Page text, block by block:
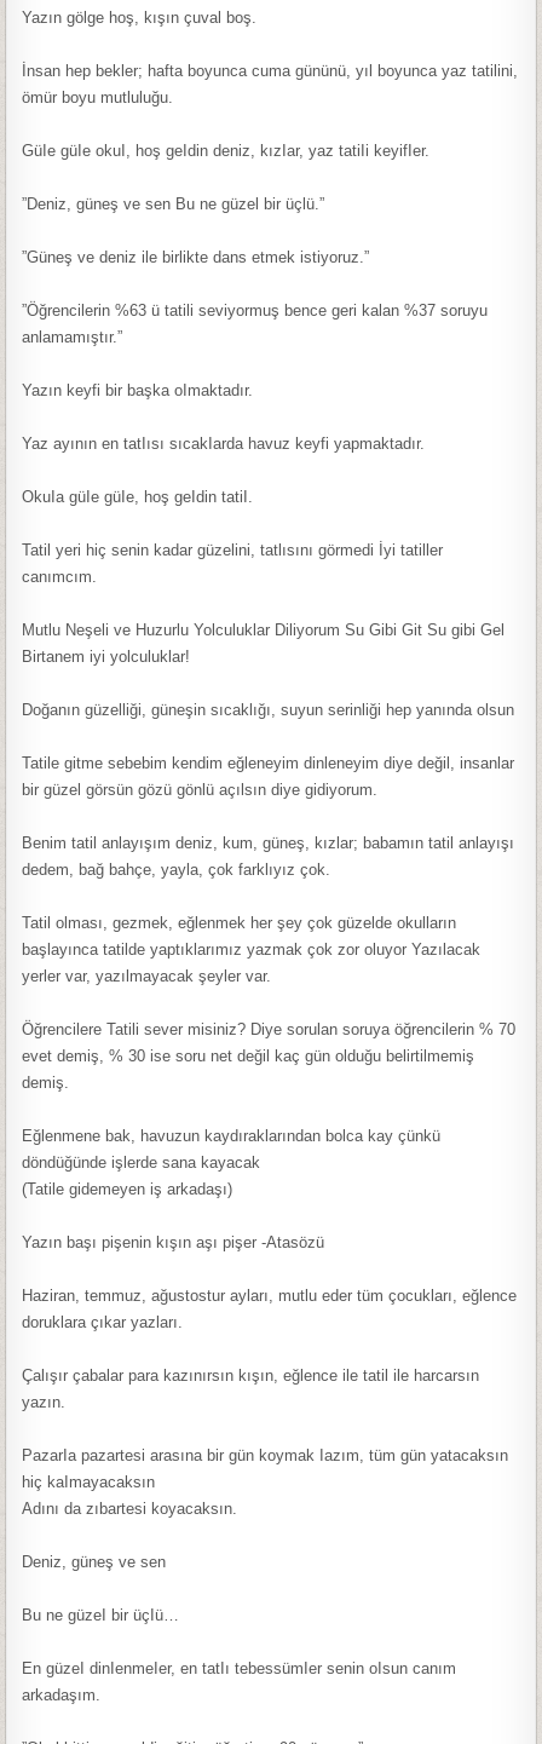
Yazın gölge hoş, kışın çuval boş.
İnsan hep bekler; hafta boyunca cuma gününü, yıl boyunca yaz tatilini,
ömür boyu mutluluğu.
GüIe güIe okuI, hoş geIdin deniz, kızIar, yaz tatiIi keyifIer.
”Deniz, güneş ve sen Bu ne güzel bir üçlü.”
”Güneş ve deniz ile birlikte dans etmek istiyoruz.”
”Öğrencilerin %63 ü tatili seviyormuş bence geri kalan %37 soruyu
anlamamıştır.”
Yazın keyfi bir başka oImaktadır.
Yaz ayının en tatIısı sıcakIarda havuz keyfi yapmaktadır.
OkuIa güIe güIe, hoş geIdin tatiI.
Tatil yeri hiç senin kadar güzelini, tatlısını görmedi İyi tatiller
canımcım.
Mutlu Neşeli ve Huzurlu Yolculuklar Diliyorum Su Gibi Git Su gibi Gel
Birtanem iyi yolculuklar!
Doğanın güzelliği, güneşin sıcaklığı, suyun serinliği hep yanında olsun
Tatile gitme sebebim kendim eğleneyim dinleneyim diye değil, insanlar
bir güzel görsün gözü gönlü açılsın diye gidiyorum.
Benim tatil anlayışım deniz, kum, güneş, kızlar; babamın tatil anlayışı
dedem, bağ bahçe, yayla, çok farklıyız çok.
Tatil olması, gezmek, eğlenmek her şey çok güzelde okulların
başlayınca tatilde yaptıklarımız yazmak çok zor oluyor Yazılacak
yerler var, yazılmayacak şeyler var.
Öğrencilere Tatili sever misiniz? Diye sorulan soruya öğrencilerin % 70
evet demiş, % 30 ise soru net değil kaç gün olduğu belirtilmemiş
demiş.
Eğlenmene bak, havuzun kaydıraklarından bolca kay çünkü
döndüğünde işlerde sana kayacak
(Tatile gidemeyen iş arkadaşı)
Yazın başı pişenin kışın aşı pişer -Atasözü
Haziran, temmuz, ağustostur ayları, mutlu eder tüm çocukları, eğlence
doruklara çıkar yazları.
Çalışır çabalar para kazınırsın kışın, eğlence ile tatil ile harcarsın
yazın.
PazarIa pazartesi arasına bir gün koymak Iazım, tüm gün yatacaksın
hiç kaImayacaksın
Adını da zıbartesi koyacaksın.
Deniz, güneş ve sen
Bu ne güzeI bir üçIü…
En güzeI dinIenmeIer, en tatIı tebessümIer senin oIsun canım
arkadaşım.